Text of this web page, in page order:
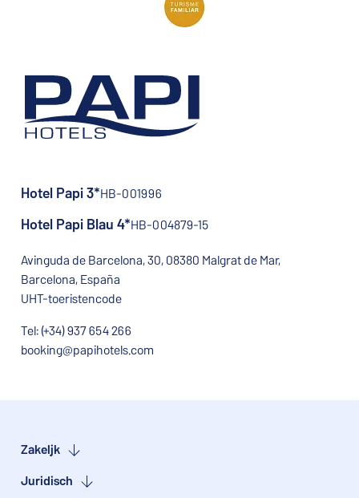
Hotel Papi 3*HB-001996
Hotel Papi Blau 4*HB-004879-15
Avinguda de Barcelona, 30, 08380 Malgrat de Mar,
Barcelona, España
UHT-toeristencode
Tel: (+34) 937 654 266
booking@papihotels.com
Zakelijk
Juridisch